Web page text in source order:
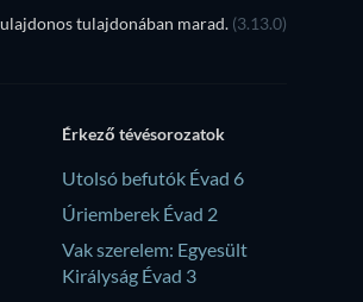
tulajdonában marad. (3.13.0)
Érkező tévésorozatok
Utolsó befutók Évad 6
Úriemberek Évad 2
Vak szerelem: Egyesült
Királyság Évad 3